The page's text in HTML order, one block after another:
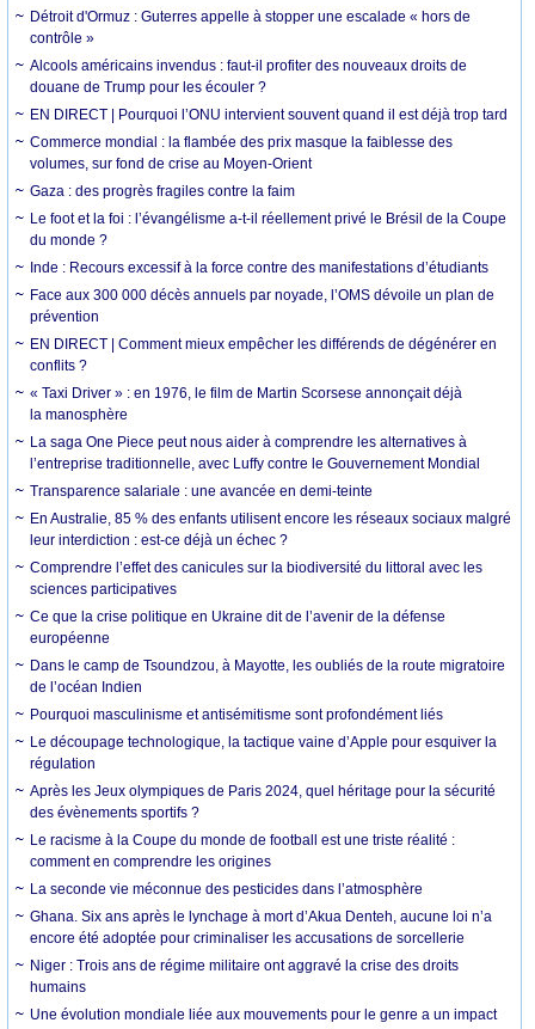
Détroit d'Ormuz : Guterres appelle à stopper une escalade « hors de
contrôle »
Alcools américains invendus : faut-il profiter des nouveaux droits de
douane de Trump pour les écouler ?
EN DIRECT | Pourquoi l’ONU intervient souvent quand il est déjà trop tard
Commerce mondial : la flambée des prix masque la faiblesse des
volumes, sur fond de crise au Moyen-Orient
Gaza : des progrès fragiles contre la faim
Le foot et la foi : l’évangélisme a-t-il réellement privé le Brésil de la Coupe
du monde ?
Inde : Recours excessif à la force contre des manifestations d’étudiants
Face aux 300 000 décès annuels par noyade, l’OMS dévoile un plan de
prévention
EN DIRECT | Comment mieux empêcher les différends de dégénérer en
conflits ?
« Taxi Driver » : en 1976, le film de Martin Scorsese annonçait déjà
la manosphère
La saga One Piece peut nous aider à comprendre les alternatives à
l’entreprise traditionnelle, avec Luffy contre le Gouvernement Mondial
Transparence salariale : une avancée en demi-teinte
En Australie, 85 % des enfants utilisent encore les réseaux sociaux malgré
leur interdiction : est-ce déjà un échec ?
Comprendre l’effet des canicules sur la biodiversité du littoral avec les
sciences participatives
Ce que la crise politique en Ukraine dit de l’avenir de la défense
européenne
Dans le camp de Tsoundzou, à Mayotte, les oubliés de la route migratoire
de l’océan Indien
Pourquoi masculinisme et antisémitisme sont profondément liés
Le découpage technologique, la tactique vaine d’Apple pour esquiver la
régulation
Après les Jeux olympiques de Paris 2024, quel héritage pour la sécurité
des évènements sportifs ?
Le racisme à la Coupe du monde de football est une triste réalité :
comment en comprendre les origines
La seconde vie méconnue des pesticides dans l’atmosphère
Ghana. Six ans après le lynchage à mort d’Akua Denteh, aucune loi n’a
encore été adoptée pour criminaliser les accusations de sorcellerie
Niger : Trois ans de régime militaire ont aggravé la crise des droits
humains
Une évolution mondiale liée aux mouvements pour le genre a un impact